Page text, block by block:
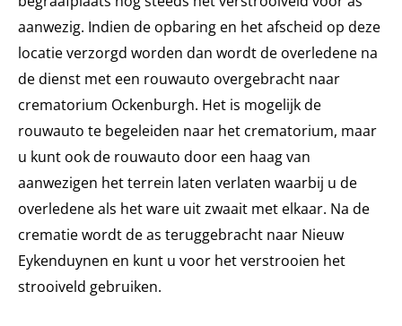
aanwezig. Indien de opbaring en het afscheid op deze
locatie verzorgd worden dan wordt de overledene na
de dienst met een rouwauto overgebracht naar
crematorium Ockenburgh. Het is mogelijk de
rouwauto te begeleiden naar het crematorium, maar
u kunt ook de rouwauto door een haag van
aanwezigen het terrein laten verlaten waarbij u de
overledene als het ware uit zwaait met elkaar. Na de
crematie wordt de as teruggebracht naar Nieuw
Eykenduynen en kunt u voor het verstrooien het
strooiveld gebruiken.